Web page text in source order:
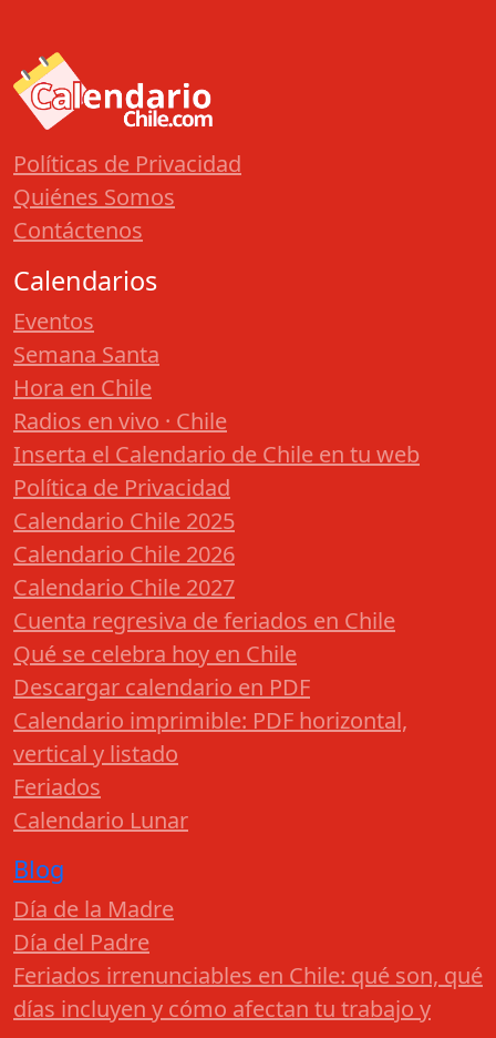
Políticas de Privacidad
Quiénes Somos
Contáctenos
Calendarios
Eventos
Semana Santa
Hora en Chile
Radios en vivo · Chile
Inserta el Calendario de Chile en tu web
Política de Privacidad
Calendario Chile 2025
Calendario Chile 2026
Calendario Chile 2027
Cuenta regresiva de feriados en Chile
Qué se celebra hoy en Chile
Descargar calendario en PDF
Calendario imprimible: PDF horizontal,
vertical y listado
Feriados
Calendario Lunar
Blog
Día de la Madre
Día del Padre
Feriados irrenunciables en Chile: qué son, qué
días incluyen y cómo afectan tu trabajo y